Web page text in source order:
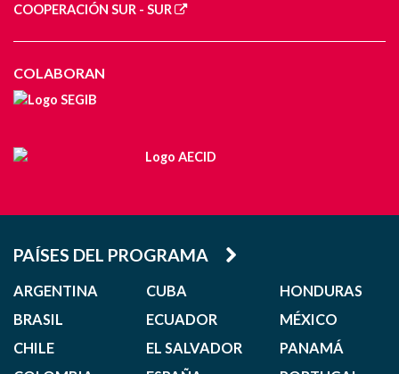
COOPERACIÓN SUR - SUR
COLABORAN
PAÍSES DEL PROGRAMA
ARGENTINA
BRASIL
CHILE
CUBA
ECUADOR
EL SALVADOR
HONDURAS
MÉXICO
PANAMÁ